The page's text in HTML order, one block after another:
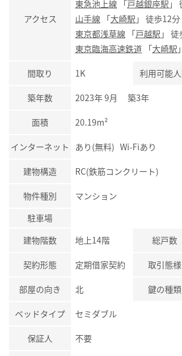
アクセス
東急池上線 「戸越銀座駅 」
山手線 「大崎駅 」 徒歩12分
東京都浅草線 「戸越駅 」
東京臨海高速鉄道 「大崎駅
間取り 1K 利用可能
築年数 2023年 9月 築3年
面積 20.19m²
インターネット あり(無料) Wi-Fiあり
建物構造 RC(鉄筋コンクリート)
物件種別
マンション
駐車場
建物階数
地上14階 総戸数
契約形態 定期借家契約 取引態様
部屋の向き 北 鍵の種類
ベッドタイプ セミダブル
保証人 不要